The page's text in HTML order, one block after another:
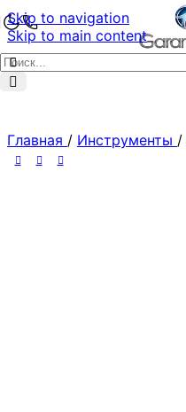
Skip to navigation
Skip to main content
Главная / Инструменты /